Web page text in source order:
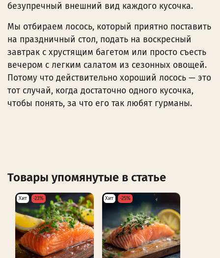
безупречный внешний вид каждого кусочка.
Мы отбираем лосось, который приятно поставить
на праздничный стол, подать на воскресный
завтрак с хрустящим багетом или просто съесть
вечером с легким салатом из сезонных овощей.
Потому что действительно хороший лосось — это
тот случай, когда достаточно одного кусочка,
чтобы понять, за что его так любят гурманы.
Товары упомянутые в статье
Хит -23% Хит -25%